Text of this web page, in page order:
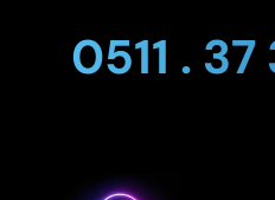
0511 .